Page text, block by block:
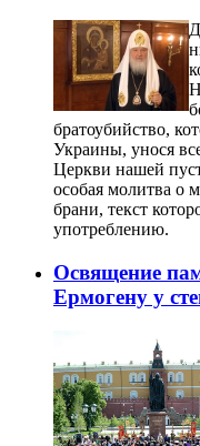
братоубийство,
Украины, унося
Церкви нашей
особая молитва о
брани, текст
употреблению.
Освящение
Ермогену у